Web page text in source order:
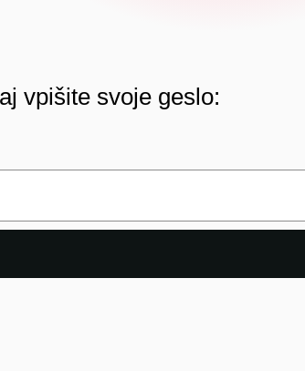
vpišite svoje geslo: